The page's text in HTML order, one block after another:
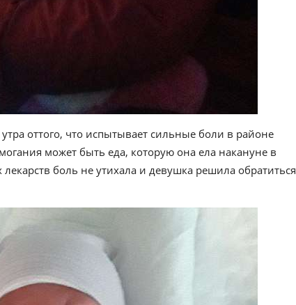
оттого, что испытывает сильные боли в районе
может быть еда, которую она ела накануне в
боль не утихала и девушка решила обратиться